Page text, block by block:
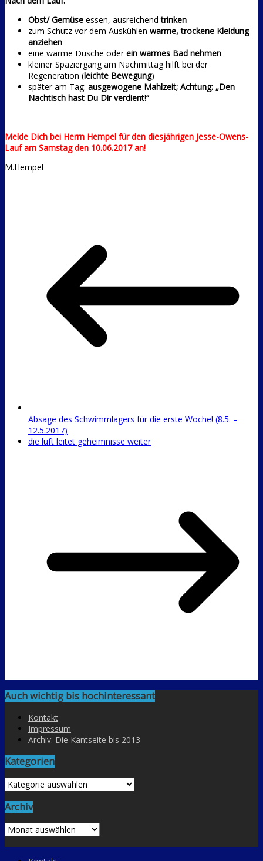
Obst/ Gemüse essen, ausreichend trinken
zum Schutz vor dem Auskühlen warme, trockene Kleidung
anziehen
eine warme Dusche oderein warmes Bad nehmen
kleiner Spaziergang am Nachmittag hilft bei der
Regeneration (leichte Bewegung)
später am Tag: ausgewogene Mahlzeit; Achtung: „Den
Nachtisch hast Du Dir verdient!“
Melde Dich bei Herrn Hempel für den diesjährigen Jesse-Owens-
Lauf am Samstag den 10.06.2017 an!
M.Hempel
Absage des Schwimmlagers für die erste Woche! (8.5. –
12.5.2017)
die luft leitet geheimnisse weiter
Auch wichtig bis hochinteressant
Kontakt
Impressum
Archiv: Die Kantseite bis 2013
Kategorien
Kategorien
Archiv
Archiv